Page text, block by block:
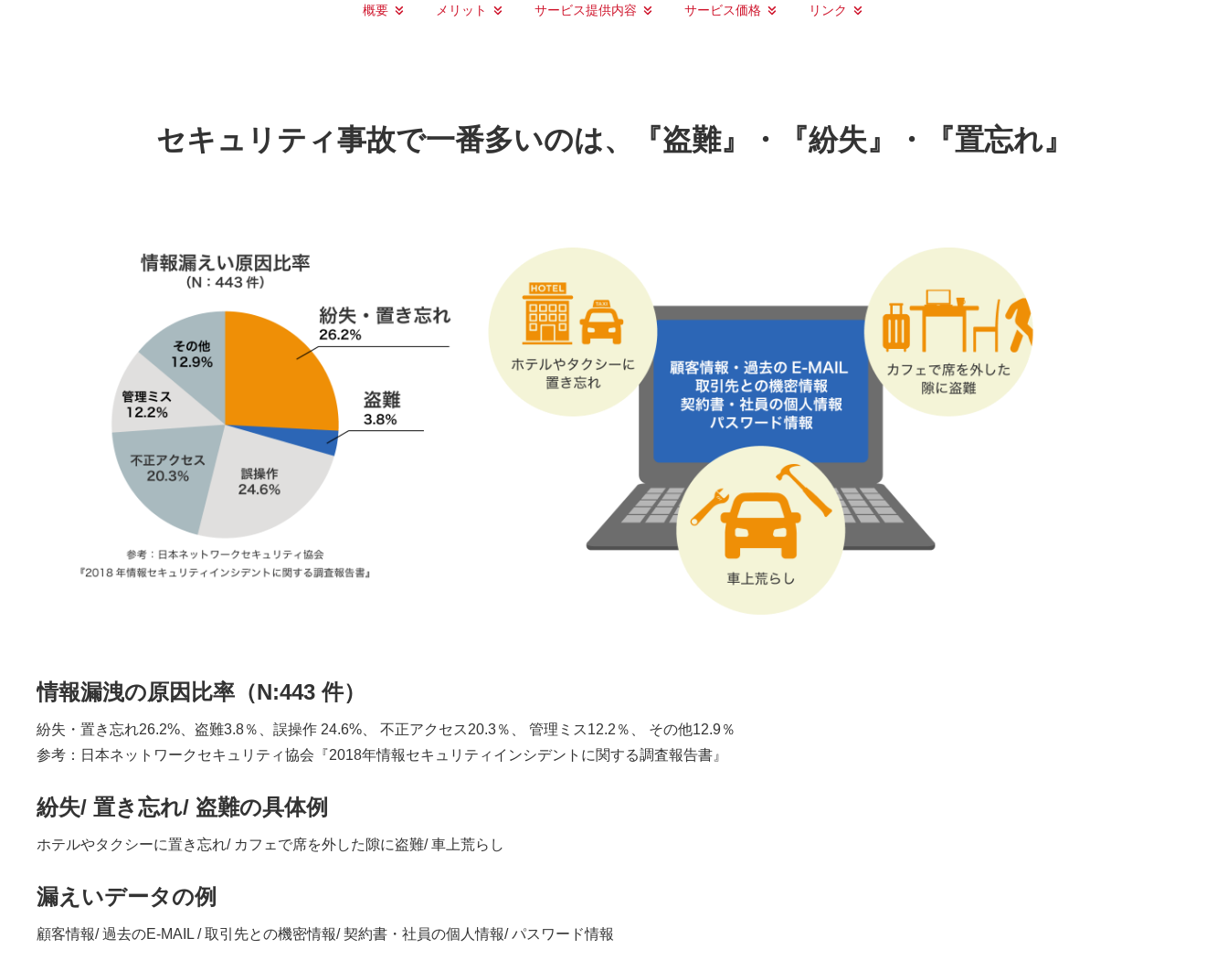
概要 メリット サービス提供内容 サービス価格 リンク
セキュリティ事故で一番多いのは、『盗難』・『紛失』・『置忘れ』
情報漏洩の原因比率（N:443 件）
紛失・置き忘れ26.2%、盗難3.8％、誤操作 24.6%、 不正アクセス20.3％、 管理ミス12.2％、 その他12.9％
参考：日本ネットワークセキュリティ協会『2018年情報セキュリティインシデントに関する調査報告書』
紛失/ 置き忘れ/ 盗難の具体例
ホテルやタクシーに置き忘れ/ カフェで席を外した隙に盗難/ 車上荒らし
漏えいデータの例
顧客情報/ 過去のE-MAIL / 取引先との機密情報/ 契約書・社員の個人情報/ パスワード情報